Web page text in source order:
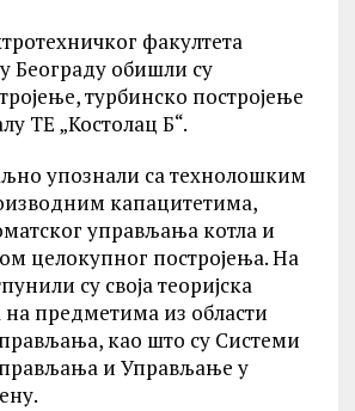
факултета
Београду обишли су
турбинско постројење
ТЕ „Костолац Б“.
упознали са технолошким
капацитетима,
управљања котла и
целокупног постројења. На
су своја теоријска
на предметима из области
као што су Системи
и Управљање у